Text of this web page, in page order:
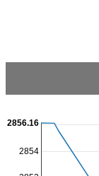
2854
2856.16